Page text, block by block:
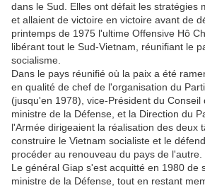
dans le Sud. Elles ont défait les stratégies
et allaient de victoire en victoire avant de
printemps de 1975 l'ultime Offensive Hô
libérant tout le Sud-Vietnam, réunifiant le
socialisme.
Dans le pays réunifié où la paix a été
en qualité de chef de l'organisation du
(jusqu'en 1978), vice-Président du Conseil
ministre de la Défense, et la Direction du
l'Armée dirigeaient la réalisation des deux
construire le Vietnam socialiste et le
procéder au renouveau du pays de l'autre.
Le général Giap s'est acquitté en 1980 de
ministre de la Défense, tout en restant